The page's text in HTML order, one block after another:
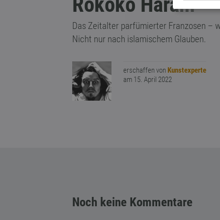
Das Zeitalter parfümierter Franzosen –
Nicht nur nach islamischem Glauben.
erschaffen von Kunstexperte
am 15. April 2022
Noch keine Kommentare